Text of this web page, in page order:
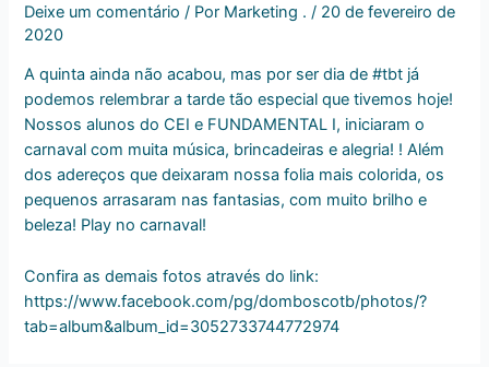
Deixe um comentário / Por Marketing ./ 20 de fevereiro de
2020
A quinta ainda não acabou, mas por ser dia de #tbt já
podemos relembrar a tarde tão especial que tivemos hoje!
Nossos alunos do CEI e FUNDAMENTAL I, iniciaram o
carnaval com muita música, brincadeiras e alegria! ! Além
dos adereços que deixaram nossa folia mais colorida, os
pequenos arrasaram nas fantasias, com muito brilho e
beleza! Play no carnaval!
Confira as demais fotos através do link:
https://www.facebook.com/pg/domboscotb/photos/?
tab=album&album_id=3052733744772974